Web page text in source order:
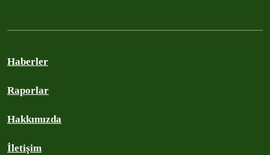
Haberler
Raporlar
Hakkımızda
İletişim